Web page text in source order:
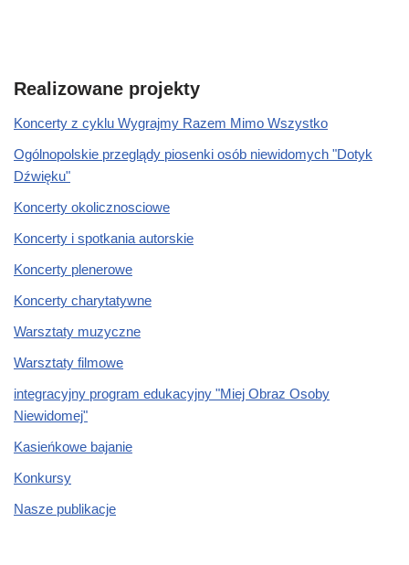
Realizowane projekty
Koncerty z cyklu Wygrajmy Razem Mimo Wszystko
Ogólnopolskie przeglądy piosenki osób niewidomych "Dotyk
Dźwięku"
Koncerty okolicznosciowe
Koncerty i spotkania autorskie
Koncerty plenerowe
Koncerty charytatywne
Warsztaty muzyczne
Warsztaty filmowe
integracyjny program edukacyjny "Miej Obraz Osoby
Niewidomej"
Kasieńkowe bajanie
Konkursy
Nasze publikacje